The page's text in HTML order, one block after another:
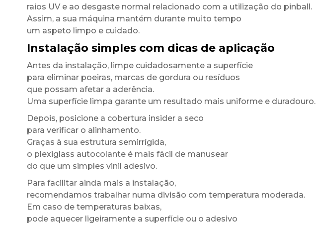
raios UV e ao desgaste normal relacionado com a utilização do pinball.
Assim, a sua máquina mantém durante muito tempo
um aspeto limpo e cuidado.
Instalação simples com dicas de aplicação
Antes da instalação, limpe cuidadosamente a superfície
para eliminar poeiras, marcas de gordura ou resíduos
que possam afetar a aderência.
Uma superfície limpa garante um resultado mais uniforme e duradouro.
Depois, posicione a cobertura insider a seco
para verificar o alinhamento.
Graças à sua estrutura semirrígida,
o plexiglass autocolante é mais fácil de manusear
do que um simples vinil adesivo.
Para facilitar ainda mais a instalação,
recomendamos trabalhar numa divisão com temperatura moderada.
Em caso de temperaturas baixas,
pode aquecer ligeiramente a superfície ou o adesivo